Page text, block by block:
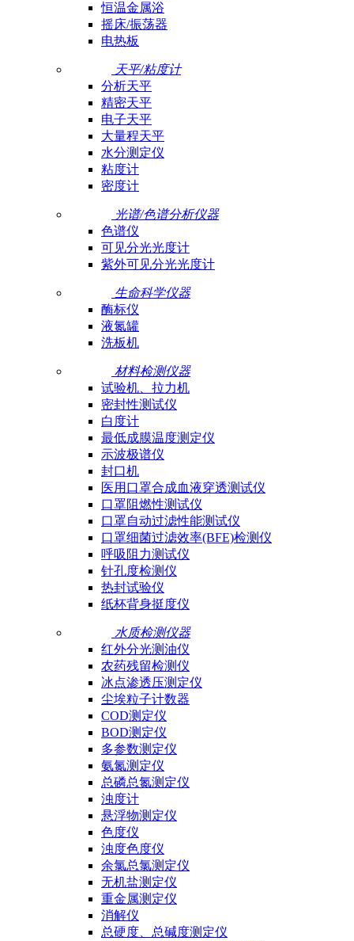
恒温金属浴
摇床/振荡器
电热板
天平/粘度计
分析天平
精密天平
电子天平
大量程天平
水分测定仪
粘度计
密度计
光谱/色谱分析仪器
色谱仪
可见分光光度计
紫外可见分光光度计
生命科学仪器
酶标仪
液氮罐
洗板机
材料检测仪器
试验机、拉力机
密封性测试仪
白度计
最低成膜温度测定仪
示波极谱仪
封口机
医用口罩合成血液穿透测试仪
口罩阻燃性测试仪
口罩自动过滤性能测试仪
口罩细菌过滤效率(BFE)检测仪
呼吸阻力测试仪
针孔度检测仪
热封试验仪
纸杯背身挺度仪
水质检测仪器
红外分光测油仪
农药残留检测仪
冰点渗透压测定仪
尘埃粒子计数器
COD测定仪
BOD测定仪
多参数测定仪
氨氮测定仪
总磷总氮测定仪
浊度计
悬浮物测定仪
色度仪
浊度色度仪
余氯总氯测定仪
无机盐测定仪
重金属测定仪
消解仪
总硬度、总碱度测定仪